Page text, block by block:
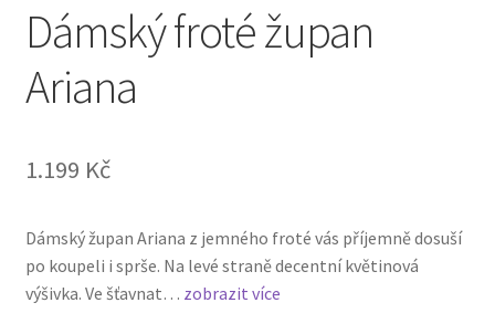
Dámský froté župan
Ariana
1.199 Kč
Dámský župan Ariana z jemného froté vás příjemně dosuší
po koupeli i sprše. Na levé straně decentní květinová
výšivka. Ve šťavnat… zobrazit více